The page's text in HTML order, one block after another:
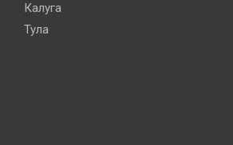
Калуга
Тула